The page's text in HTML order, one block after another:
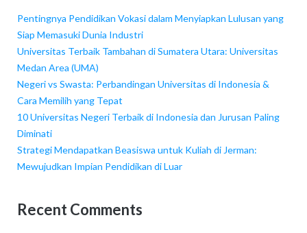
Pentingnya Pendidikan Vokasi dalam Menyiapkan Lulusan yang
Siap Memasuki Dunia Industri
Universitas Terbaik Tambahan di Sumatera Utara: Universitas
Medan Area (UMA)
Negeri vs Swasta: Perbandingan Universitas di Indonesia &
Cara Memilih yang Tepat
10 Universitas Negeri Terbaik di Indonesia dan Jurusan Paling
Diminati
Strategi Mendapatkan Beasiswa untuk Kuliah di Jerman:
Mewujudkan Impian Pendidikan di Luar
Recent Comments